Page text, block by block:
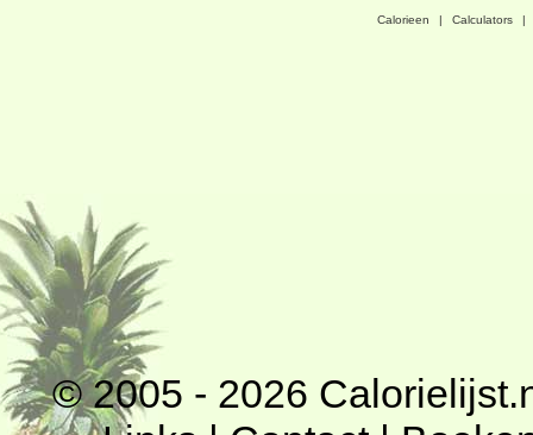
Calorieen | Calculators |
© 2005 - 2026